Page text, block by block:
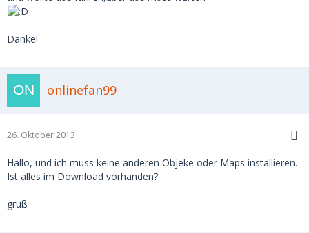
Danke!
onlinefan99
26. Oktober 2013
Hallo, und ich muss keine anderen Objeke oder Maps installieren.
Ist alles im Download vorhanden?
gruß